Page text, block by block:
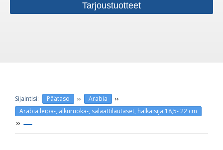
Tarjoustuotteet
Päätaso ›› Arabia ››
Arabia leipä-, alkuruoka-, salaattilautaset, halkaisija 18,5- 22 cm
››